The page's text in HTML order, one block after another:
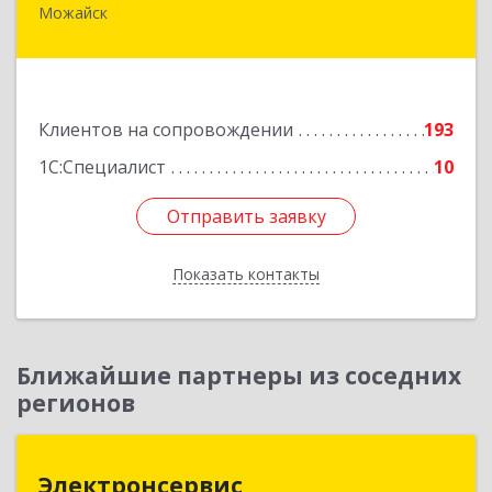
Можайск
Клиентов на сопровождении
193
1С:Специалист
10
Отправить заявку
Показать контакты
143200, Московская обл, Можайский р-н,
Отправить заявку
Назад
Ближайшие партнеры из соседних
регионов
Электронсервис